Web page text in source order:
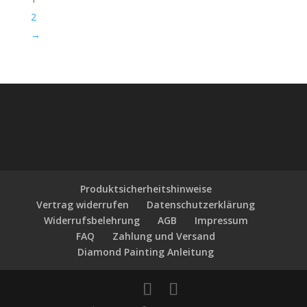
2
→
Produktsicherheitshinweise
Vertrag widerrufen
Datenschutzerklärung
Widerrufsbelehrung
AGB
Impressum
FAQ
Zahlung und Versand
Diamond Painting Anleitung